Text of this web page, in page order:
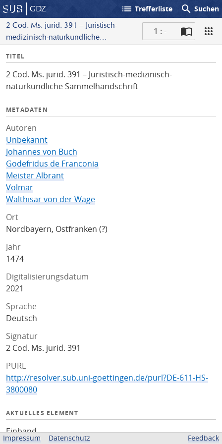
GDZ list Trefferliste search Suchen
2 Cod. Ms. jurid. 391 – Juristisch-
medizinisch-naturkundliche
1 : -
I
f
o
TITEL
2 Cod. Ms. jurid. 391 – Juristisch-medizinisch-
naturkundliche Sammelhandschrift
METADATEN
Autoren
Unbekannt
Johannes von Buch
Godefridus de Franconia
Meister Albrant
Volmar
Walthisar von der Wage
Ort
Nordbayern, Ostfranken (?)
Jahr
1474
Digitalisierungsdatum
2021
Sprache
Deutsch
Signatur
2 Cod. Ms. jurid. 391
PURL
http://resolver.sub.uni-goettingen.de/purl?DE-611-HS-
3800080
AKTUELLES ELEMENT
Einband
Impressum Datenschutz Feedback